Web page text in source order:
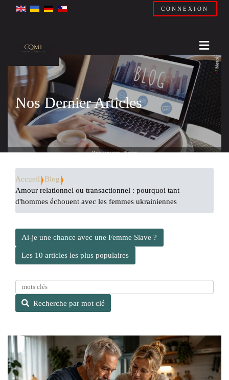
CONNEXION
Nos Dernier Articles
Accueil
Blog
Amour relationnel ou transactionnel : pourquoi tant
d'hommes échouent avec les femmes ukrainiennes
Ai-je une chance avec une Femme Slave ?
Les 10 articles les plus populaires
e
c
h
e
Recherche par mot clé